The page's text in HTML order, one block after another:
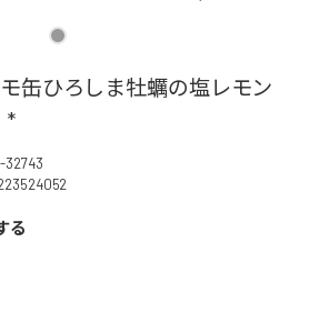
缶ひろしま牡蠣の塩レモン
*
32743
る